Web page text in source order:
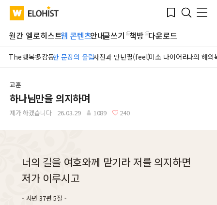
WATV Elohist-
Home
Bookmark
Search
Menu
월간 엘로히스트웹 콘텐츠안내글쓰기 책방 다운로드
The행복多감동한 문장의 울림사진과 만년필(feel)미소 다이어리나의 해외
Submit
교훈
하나님만을 의지하며
졔가 하겠습니다 26.03.29 1089 240
너의 길을 여호와께 맡기라 저를 의지하면
저가 이루시고
시편 37편 5절